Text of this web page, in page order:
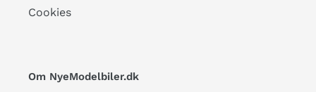
Cookies
Om NyeModelbiler.dk